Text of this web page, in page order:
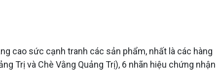
cao sức cạnh tranh các sản phẩm, nhất là các hàng
Trị và Chè Vằng Quảng Trị), 6 nhãn hiệu chứng nhận